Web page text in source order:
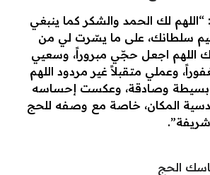
“اللهم لك الحمد والشكر كما ينبغي
سلطانك، على ما يسّرت لي من
اجعل حجّي مبروراً، وسعيي
وعملي متقبلاً غير مردود اللهم
بسيطة وصادقة، وعكست إحساسه
المكان، خاصة مع وصفه للحج
شريفة”.
الحج